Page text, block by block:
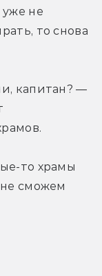
уже не
то снова
капитан? —
то храмы
сможем